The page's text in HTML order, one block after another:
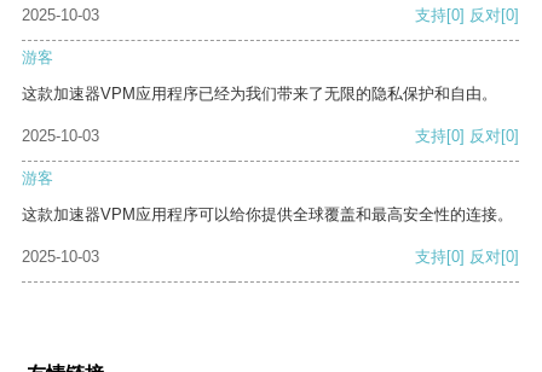
2025-10-03
支持[0] 反对[0]
游客
这款加速器VPM应用程序已经为我们带来了无限的隐私保护和自由。
2025-10-03 支持[0] 反对[0]
游客
这款加速器VPM应用程序可以给你提供全球覆盖和最高安全性的连接。
2025-10-03 支持[0] 反对[0]